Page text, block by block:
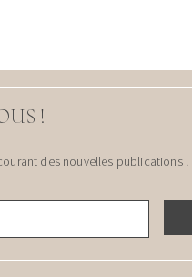
!
des nouvelles publications !